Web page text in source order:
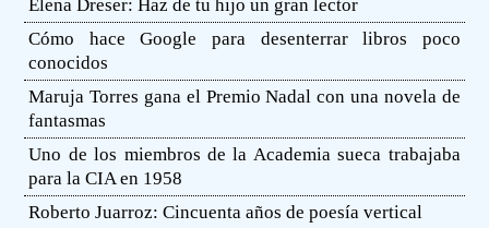
Elena Dreser: Haz de tu hijo un gran lector
Cómo hace Google para desenterrar libros poco
conocidos
Maruja Torres gana el Premio Nadal con una novela de
fantasmas
Uno de los miembros de la Academia sueca trabajaba
para la CIA en 1958
Roberto Juarroz: Cincuenta años de poesía vertical